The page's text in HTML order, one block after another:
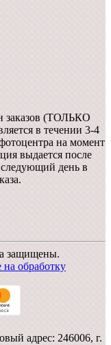
заказов (ТОЛЬКО
в течении 3-4
на момент
выдается после
следующий день в
защищены.
на обработку
адрес: 246006, г.